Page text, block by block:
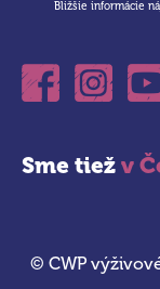
Bližšie informácie
FacebookInstagram
Sme tiež v
© CWP